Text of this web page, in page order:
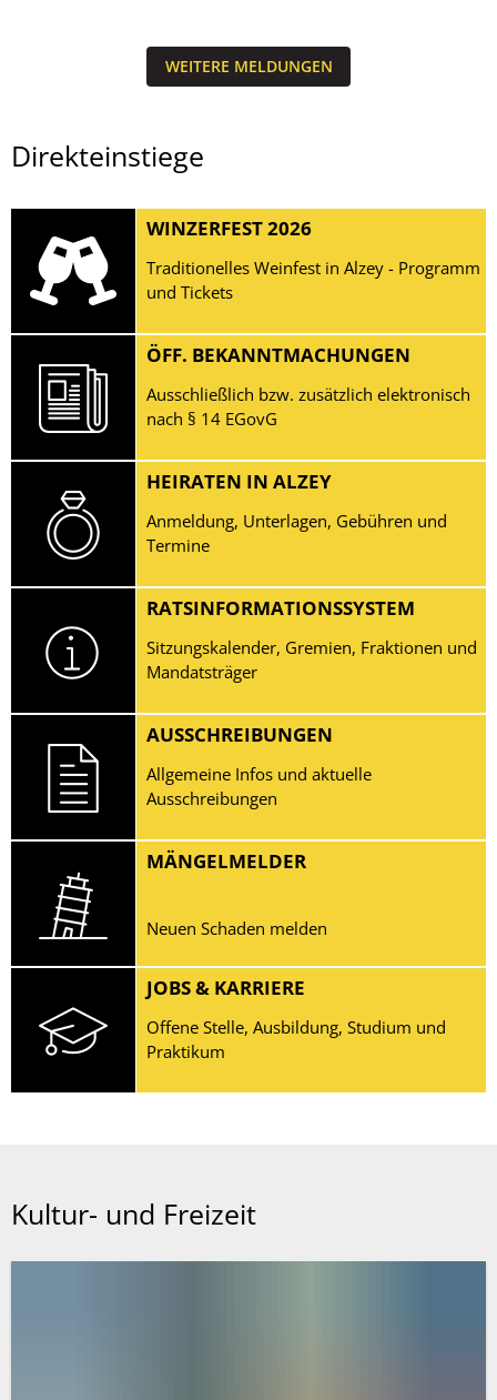
WEITERE MELDUNGEN
Direkteinstiege
WINZERFEST 2026
Traditionelles Weinfest in Alzey - Programm
und Tickets
ÖFF. BEKANNTMACHUNGEN
Ausschließlich bzw. zusätzlich elektronisch
nach § 14 EGovG
HEIRATEN IN ALZEY
Anmeldung, Unterlagen, Gebühren und
Termine
RATSINFORMATIONSSYSTEM
Sitzungskalender, Gremien, Fraktionen und
Mandatsträger
AUSSCHREIBUNGEN
Allgemeine Infos und aktuelle
Ausschreibungen
MÄNGELMELDER
Neuen Schaden melden
JOBS & KARRIERE
Offene Stelle, Ausbildung, Studium und
Praktikum
Kultur- und Freizeit